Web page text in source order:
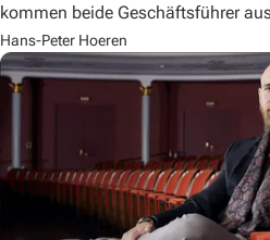
kommen beide Geschäftsführer
Hans-Peter Hoeren